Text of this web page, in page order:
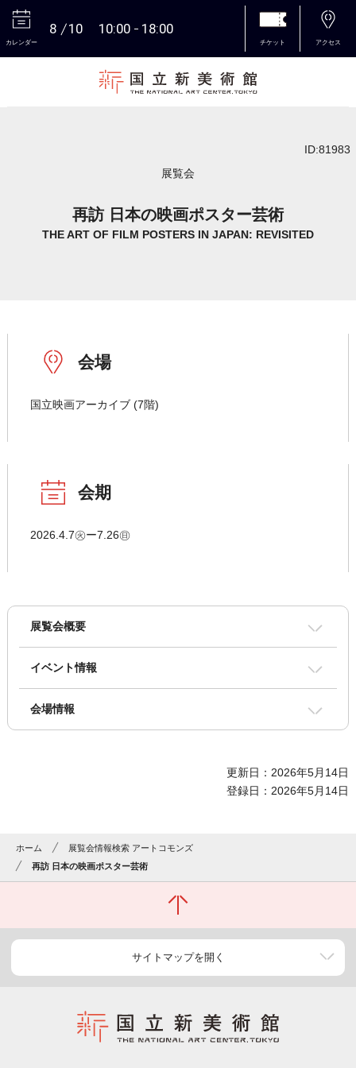
カレンダー
8 10 10:00 18:00
チケット アクセス
ID:81983
展覧会
再訪 日本の映画ポスター芸術
THE ART OF FILM POSTERS IN JAPAN: REVISITED
会場
国立映画アーカイブ (7階)
会期
2026.4.7㊋ー7.26㊐
展覧会概要
イベント情報
会場情報
更新日：2026年5月14日
登録日：2026年5月14日
ホーム
展覧会情報検索 アートコモンズ
再訪 日本の映画ポスター芸術
サイトマップを開く